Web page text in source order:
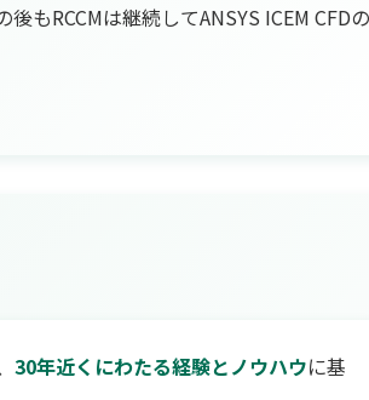
もRCCMは継続してANSYS ICEM CFDの
30年近くにわたる経験とノウハウに基